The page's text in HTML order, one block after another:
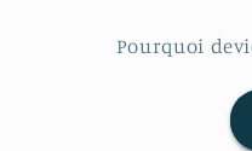
Pourquoi